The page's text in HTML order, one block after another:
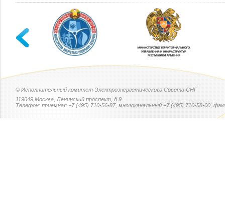
© Исполнительный комитет Электроэнергетического Совета СНГ
119049,Москва, Ленинский проспект, д.9
Телефон: приемная +7 (495) 710-56-87, многоканальный +7 (495) 710-58-00,